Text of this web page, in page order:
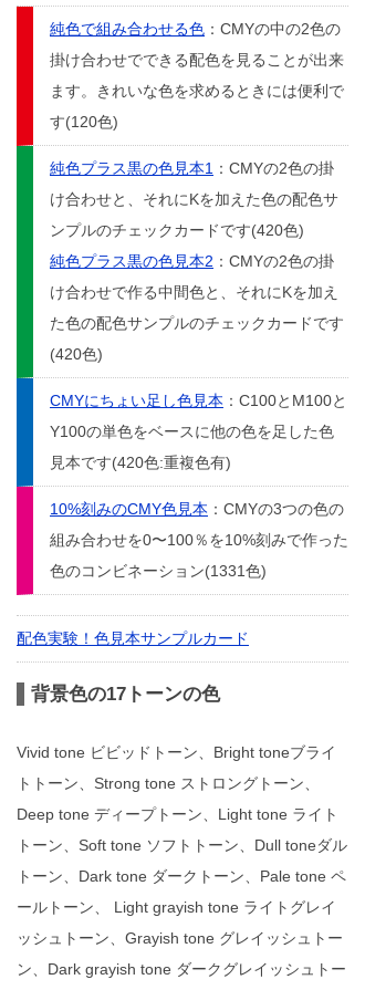
純色で組み合わせる色 ：CMYの中の2色の
掛け合わせでできる配色を見ることが出来
ます。きれいな色を求めるときには便利で
す(120色)
純色プラス黒の色見本1 ：CMYの2色の掛
け合わせと、それにKを加えた色の配色サ
ンプルのチェックカードです(420色)
純色プラス黒の色見本2 ：CMYの2色の掛
け合わせで作る中間色と、それにKを加え
た色の配色サンプルのチェックカードです
(420色)
CMYにちょい足し色見本 ：C100とM100と
Y100の単色をベースに他の色を足した色
見本です(420色:重複色有)
10%刻みのCMY色見本 ：CMYの3つの色の
組み合わせを0〜100％を10%刻みで作った
色のコンビネーション(1331色)
配色実験！色見本サンプルカード
背景色の17トーンの色
Vivid tone ビビッドトーン、Bright toneブライ
トトーン、Strong tone ストロングトーン、
Deep tone ディープトーン、Light tone ライト
トーン、Soft tone ソフトトーン、Dull toneダル
トーン、Dark tone ダークトーン、Pale tone ペ
ールトーン、 Light grayish tone ライトグレイ
ッシュトーン、Grayish tone グレイッシュトー
ン、Dark grayish tone ダークグレイッシュトー